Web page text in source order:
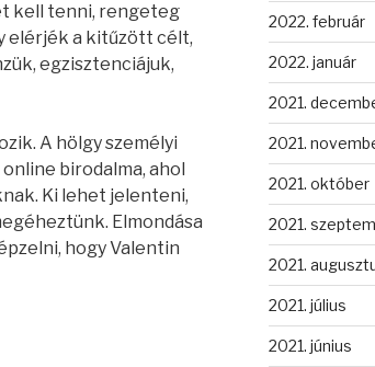
kell tenni, rengeteg
elérjék a kitűzött célt,
egzisztenciájuk,
A hölgy személyi
birodalma, ahol
Ki lehet jelenteni,
Elmondása
hogy Valentin
2022. február
2022. január
2021.
2021.
2021. október
2021.
2021.
2021. július
2021. június